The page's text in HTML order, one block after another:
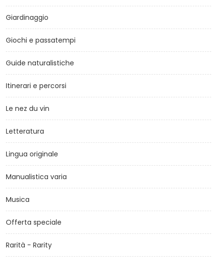
Giardinaggio
Giochi e passatempi
Guide naturalistiche
Itinerari e percorsi
Le nez du vin
Letteratura
Lingua originale
Manualistica varia
Musica
Offerta speciale
Rarità - Rarity